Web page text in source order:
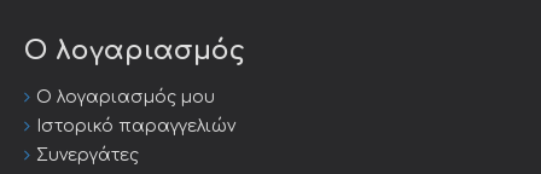
Ο λογαριασμός
Ο λογαριασμός μου
Ιστορικό παραγγελιών
Συνεργάτες